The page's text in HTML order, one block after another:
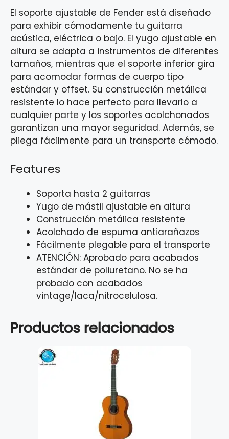
El soporte ajustable de Fender está diseñado
para exhibir cómodamente tu guitarra
acústica, eléctrica o bajo. El yugo ajustable en
altura se adapta a instrumentos de diferentes
tamaños, mientras que el soporte inferior gira
para acomodar formas de cuerpo tipo
estándar y offset. Su construcción metálica
resistente lo hace perfecto para llevarlo a
cualquier parte y los soportes acolchonados
garantizan una mayor seguridad. Además, se
pliega fácilmente para un transporte cómodo.
Features
Soporta hasta 2 guitarras
Yugo de mástil ajustable en altura
Construcción metálica resistente
Acolchado de espuma antiarañazos
Fácilmente plegable para el transporte
ATENCIÓN: Aprobado para acabados
estándar de poliuretano. No se ha
probado con acabados
vintage/laca/nitrocelulosa.
Productos relacionados